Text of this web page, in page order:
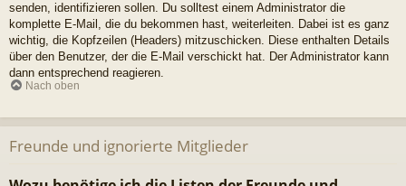
senden, identifizieren sollen. Du solltest einem Administrator die
komplette E-Mail, die du bekommen hast, weiterleiten. Dabei ist es ganz
wichtig, die Kopfzeilen (Headers) mitzuschicken. Diese enthalten Details
über den Benutzer, der die E-Mail verschickt hat. Der Administrator kann
dann entsprechend reagieren.
Nach oben
Freunde und ignorierte Mitglieder